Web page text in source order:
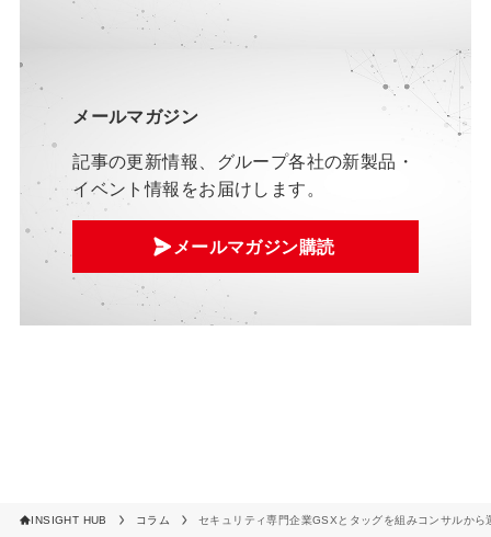
メールマガジン
記事の更新情報、グループ各社の新製品・
イベント情報をお届けします。
メールマガジン購読
INSIGHT HUB コラム セキュリティ専門企業GSXとタッグを組みコンサルか